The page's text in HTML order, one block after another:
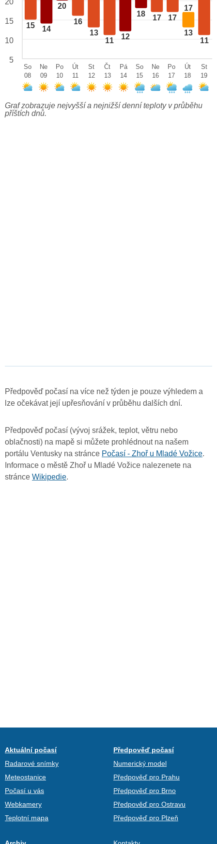
15 14
20
16
13
11 12
18 17 17
17
13
11
20
15
10
5
So
08
Ne
09
Po
10
Út
11
St
12
Čt
13
Pá
14
So
15
Ne
16
Po
17
Út
18
St
19
Graf zobrazuje nejvyšší a nejnižší denní teploty v průběhu
příštích dnů.
Předpověď počasí na více než týden je pouze výhledem a
lze očekávat její upřesňování v průběhu dalších dní.
Předpověď počasí (vývoj srážek, teplot, větru nebo
oblačnosti) na mapě si můžete prohlédnout na našem
portálu Ventusky na stránce Počasí - Zhoř u Mladé Vožice.
Informace o městě Zhoř u Mladé Vožice nalezenete na
stránce Wikipedie.
Aktuální počasí
Radarové snímky
Meteostanice
Počasí u vás
Webkamery
Teplotní mapa
Předpověď počasí
Numerický model
Předpověď pro Prahu
Předpověď pro Brno
Předpověď pro Ostravu
Předpověď pro Plzeň